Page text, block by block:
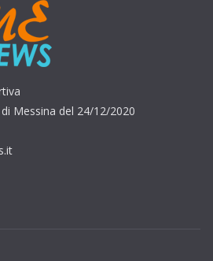
Messina del 24/12/2020